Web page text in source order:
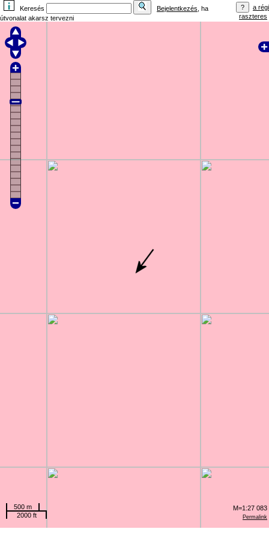
Keresés Bejelentkezés , ha
útvonalat akarsz tervezni
a régi
raszteres
Permalink
500 m
2000 ft
M=1:27 083